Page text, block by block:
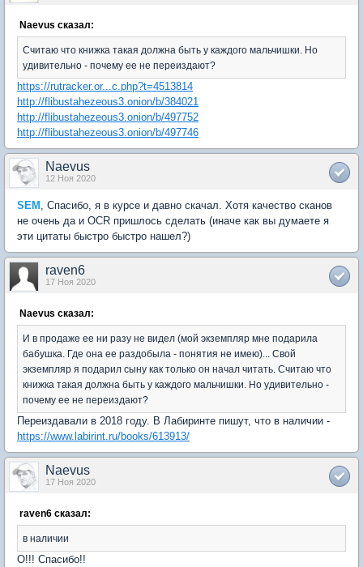
Naevus сказал:
Считаю что книжка такая должна быть у каждого мальчишки. Но
удивительно - почему ее не переиздают?
https://rutracker.or...c.php?t=4513814
http://flibustahezeous3.onion/b/384021
http://flibustahezeous3.onion/b/497752
http://flibustahezeous3.onion/b/497746
Naevus
12 Ноя 2020
SEM , Спасибо, я в курсе и давно скачал. Хотя качество сканов
не очень да и OCR пришлось сделать (иначе как вы думаете я
эти цитаты быстро быстро нашел?)
raven6
17 Ноя 2020
Naevus сказал:
И в продаже ее ни разу не видел (мой экземпляр мне подарила
бабушка. Где она ее раздобыла - понятия не имею)... Свой
экземпляр я подарил сыну как только он начал читать. Считаю что
книжка такая должна быть у каждого мальчишки. Но удивительно -
почему ее не переиздают?
Переиздавали в 2018 году. В Лабиринте пишут, что в наличии -
https://www.labirint.ru/books/613913/
Naevus
17 Ноя 2020
raven6 сказал:
в наличии
О!!! Спасибо!!